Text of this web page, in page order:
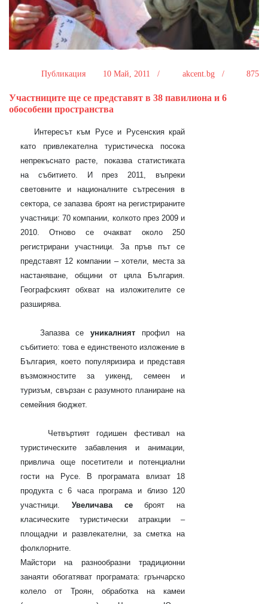
Публикация 10 Май, 2011 / akcent.bg / 875
Участниците ще се представят в 38 павилиона и 6
обособени пространства
Интересът към Русе и Русенския край
като привлекателна туристическа посока
непрекъснато расте, показва статистиката
на събитието. И през 2011, въпреки
световните и националните сътресения в
сектора, се запазва броят на регистрираните
участници: 70 компании, колкото през 2009 и
2010. Отново се очакват около 250
регистрирани участници. За пръв път се
представят 12 компании – хотели, места за
настаняване, общини от цяла България.
Географският обхват на изложителите се
разширява.
Запазва сеуникалният профил на
събитието: това е единственото изложение в
България, което популяризира и представя
възможностите за уикенд, семеен и
туризъм, свързан с разумното планиране на
семейния бюджет.
Четвъртият годишен фестивал на
туристическите забавления и анимации,
привлича още посетители и потенциални
гости на Русе. В програмата влизат 18
продукта с 6 часа програма и близо 120
участници. Увеличава себроят на
класическите туристически атракции –
площадни и развлекателни, за сметка на
фолклорните.
Майстори на разнообразни традиционни
занаяти обогатяват програмата: грънчарско
колело от Троян, обработка на камеи